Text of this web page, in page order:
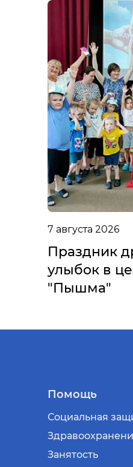
7 августа 2026
Праздник
улыбок в
"Пышма"
Помощь
Социальная
Занятость